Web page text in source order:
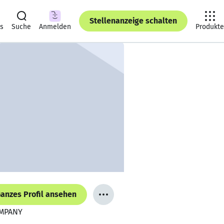
Suche Anmelden
Stellenanzeige schalten
Produkte
Profil ansehen